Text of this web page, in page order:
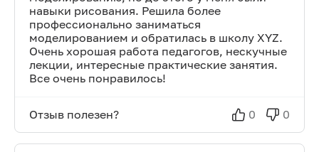
навыки рисования. Решила более
профессионально заниматься
моделированием и обратилась в школу XYZ.
Очень хорошая работа педагогов, нескучные
лекции, интересные практические занятия.
Все очень понравилось!
Отзыв полезен? 0 0